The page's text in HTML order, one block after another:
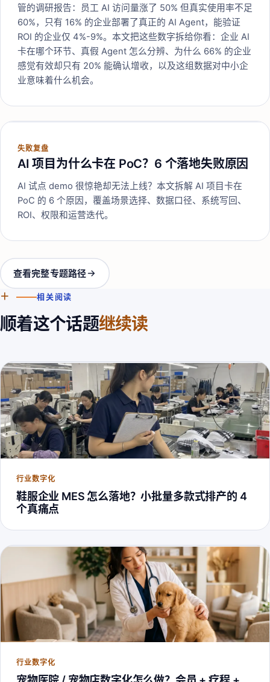
管的调研报告：员工 AI 访问量涨了 50% 但真实使用率不足
60%，只有 16% 的企业部署了真正的 AI Agent，能验证
ROI 的企业仅 4%-9%。本文把这些数字拆给你看：企业 AI
卡在哪个环节、真假 Agent 怎么分辨、为什么 66% 的企业
感觉有效却只有 20% 能确认增收，以及这组数据对中小企
业意味着什么机会。
失败复盘
AI 项目为什么卡在 PoC？6 个落地失败原因
AI 试点 demo 很惊艳却无法上线？本文拆解 AI 项目卡在
PoC 的 6 个原因，覆盖场景选择、数据口径、系统写回、
ROI、权限和运营迭代。
查看完整专题路径
＋
相关阅读
顺着这个话题继续读
行业数字化
鞋服企业 MES 怎么落地？小批量多款式排产的 4
个真痛点
行业数字化